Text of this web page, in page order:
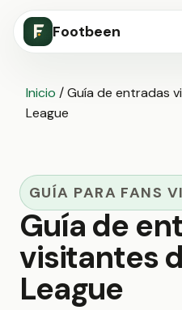
Footbeen
Inicio /Guía de entradas
League
GUÍA PARA FANS
Guía de
visitantes
League